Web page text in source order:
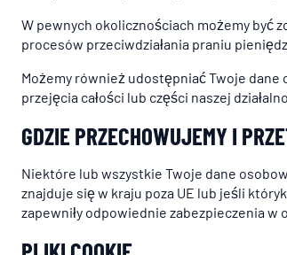
W pewnych okolicznościach możemy być
procesów przeciwdziałania praniu
Możemy również udostępniać Twoje
przejęcia całości lub części naszej
GDZIE PRZECHOWUJEMY I
Niektóre lub wszystkie Twoje dane
znajduje się w kraju poza UE lub jeśli
zapewniły odpowiednie zabezpieczenia w